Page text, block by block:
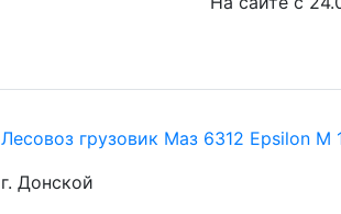
Лесовоз грузовик Маз 6312 Epsilon M
г. Донской